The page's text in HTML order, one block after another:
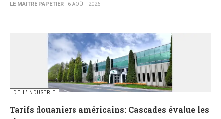
LE MAITRE PAPETIER 6 AOÛT 2026
DE L’INDUSTRIE
Tarifs douaniers américains: Cascades évalue les